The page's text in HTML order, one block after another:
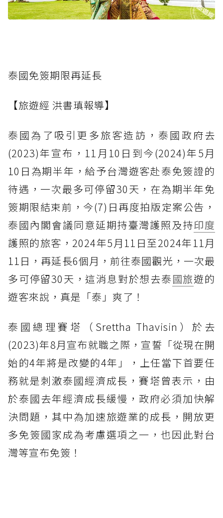
泰國免簽期限再延長
【旅遊經 洪書瑱報導】
泰國為了吸引更多旅客造訪，泰國政府去
(2023)年宣布，11月10日到今(2024)年5月
10日為期半年，給予台灣遊客赴泰免簽證的
待遇，一次最多可停留30天，在為期半年免
簽期限結束前，今(7)日再度拍版定案公告，
泰國內閣會議同意延期持臺灣護照及持印度
護照的旅客，2024年5月11日至2024年11月
11日，再延長6個月，前往泰國觀光，一次最
多可停留30天，這消息對於想去泰國旅遊的
遊客來說，真是「泰」爽了！
泰國總理賽塔（Srettha Thavisin）於去
(2023)年8月宣布就職之際，宣誓「從現在開
始的4年將是改變的4年」，上任當下首要任
務就是刺激泰國經濟成長，賽塔曾表示，由
於泰國去年經濟成長緩慢，政府必須加快解
決問題，其中為加速旅遊業的成長，開放更
多免簽國家成為考慮選項之一，也因此對台
灣等宣布免簽！